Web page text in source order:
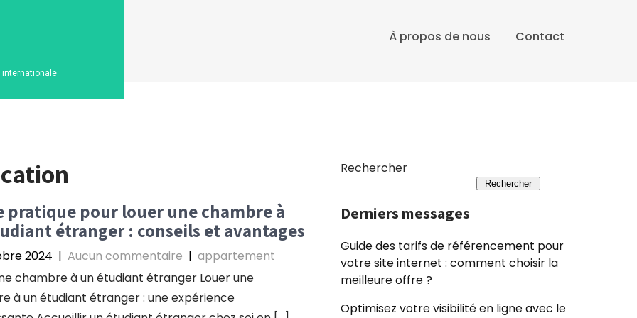
internationale
À propos de nous Contact
pratique pour louer une chambre à
étranger : conseils et avantages
2024 | Aucun commentaire | appartement
chambre à un étudiant étranger Louer une
à un étudiant étranger : une expérience
Rechercher
Rechercher
Derniers messages
Guide des tarifs de référencement pour
votre site internet : comment choisir la
meilleure offre ?
Optimisez votre visibilité en ligne avec le